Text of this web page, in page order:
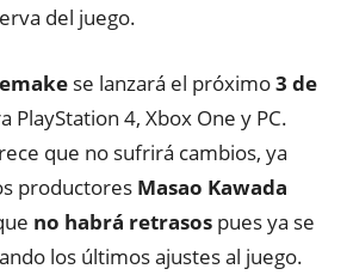
del juego.
se lanzará el próximo3 de
PlayStation 4, Xbox One y PC.
que no sufrirá cambios, ya
productores Masao Kawada
no habrá retrasos pues ya se
los últimos ajustes al juego.